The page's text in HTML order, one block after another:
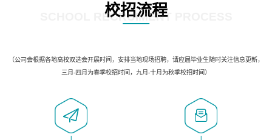
校招流程
SCHOOL RECRUIMENT PROCESS
（公司会根据各地高校双选会开展时间，安排当地现场招聘，请应届毕业生随时关注信息更新，
三月-四月为春季校招时间，九月-十月为秋季校招时间）